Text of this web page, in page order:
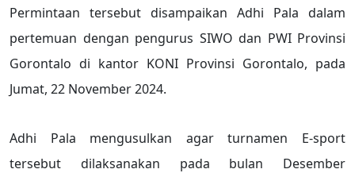
Permintaan tersebut disampaikan Adhi Pala dalam
pertemuan dengan pengurus SIWO dan PWI Provinsi
Gorontalo di kantor KONI Provinsi Gorontalo, pada
Jumat, 22 November 2024.
Adhi Pala mengusulkan agar turnamen E-sport
tersebut dilaksanakan pada bulan Desember